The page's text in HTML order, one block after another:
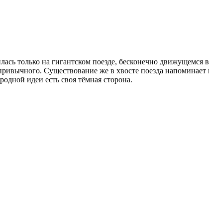
только на гигантском поезде, бесконечно движущемся
Существование же в хвосте поезда
идеи есть своя тёмная сторона.